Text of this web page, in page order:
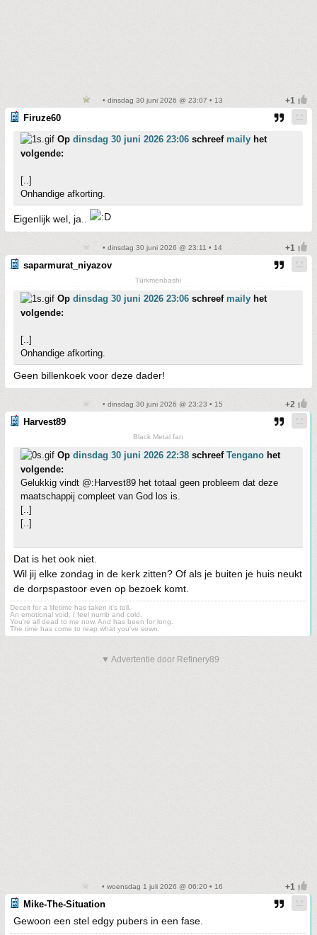
• dinsdag 30 juni 2026 @ 23:07 • 13
Firuze60
Op dinsdag 30 juni 2026 23:06 schreef maily het
volgende:
[..]
Onhandige afkorting.
Eigenlijk wel, ja..
• dinsdag 30 juni 2026 @ 23:11 • 14
saparmurat_niyazov
Türkmenbashi
Op dinsdag 30 juni 2026 23:06 schreef maily het
volgende:
[..]
Onhandige afkorting.
Geen billenkoek voor deze dader!
• dinsdag 30 juni 2026 @ 23:23 • 15
Harvest89
Black Metal fan
Op dinsdag 30 juni 2026 22:38 schreef Tengano het
volgende:
Gelukkig vindt @:Harvest89 het totaal geen probleem dat deze
maatschappij compleet van God los is.
[..]
[..]
Dat is het ook niet.
Wil jij elke zondag in de kerk zitten? Of als je buiten je huis neukt
de dorpspastoor even op bezoek komt.
Deceit for a lifetime has taken it's toll.
An emotional void, I feel numb and cold.
You're all dead to me now. And has been for long.
The time has come to reap what you've sown.
▼ Advertentie door Refinery89
• woensdag 1 juli 2026 @ 06:20 • 16
Mike-The-Situation
Gewoon een stel edgy pubers in een fase.